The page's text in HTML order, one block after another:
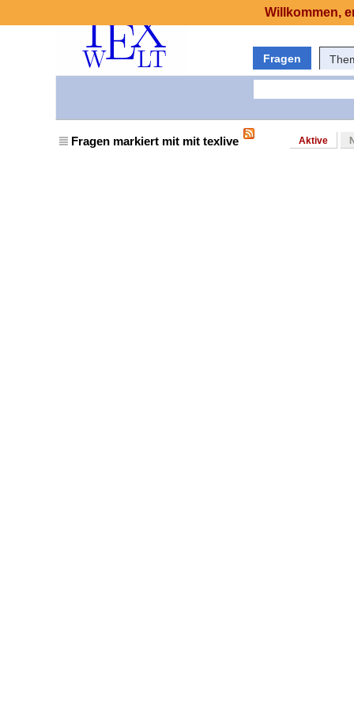
Fragen
Fragen markiert mit mit texlive Aktive
Willkommen,